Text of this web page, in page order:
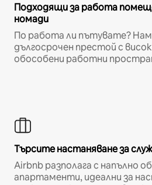
Подходящи за работа
номади
По работа ли пътувате?
дългосрочен престой с
обособени работни
Търсите настаняване за
Airbnb разполага с напълно
апартаменти, идеални за